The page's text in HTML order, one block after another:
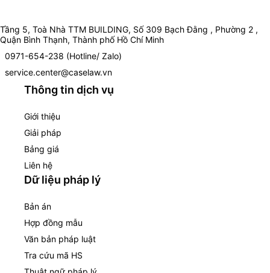
Tầng 5, Toà Nhà TTM BUILDING, Số 309 Bạch Đằng , Phường 2 ,
Quận Bình Thạnh, Thành phố Hồ Chí Minh
0971-654-238 (Hotline/ Zalo)
service.center@caselaw.vn
Thông tin dịch vụ
Giới thiệu
Giải pháp
Bảng giá
Liên hệ
Dữ liệu pháp lý
Bản án
Hợp đồng mẫu
Văn bản pháp luật
Tra cứu mã HS